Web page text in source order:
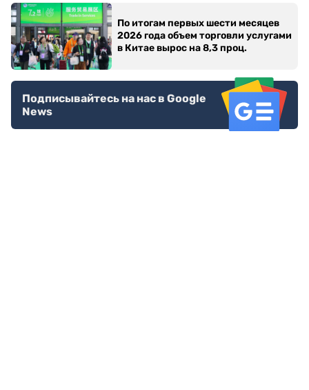
По итогам первых шести месяцев
2026 года объем торговли услугами
в Китае вырос на 8,3 проц.
Подписывайтесь на нас в Google
News